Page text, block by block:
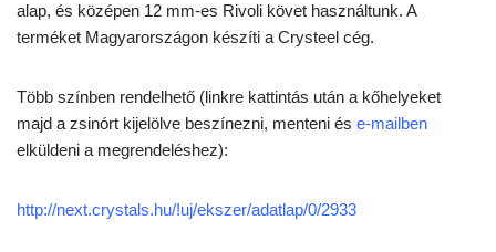
alap, és középen 12 mm-es Rivoli követ használtunk. A
terméket Magyarországon készíti a Crysteel cég.
Több színben rendelhető (linkre kattintás után a kőhelyeket
majd a zsinórt kijelölve beszínezni, menteni és e-mailben
elküldeni a megrendeléshez):
http://next.crystals.hu/!uj/ekszer/adatlap/0/2933